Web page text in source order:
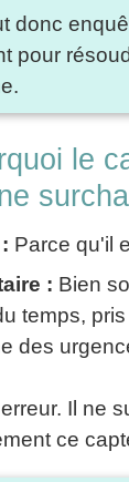
donc
pour
le
Parce qu'il
: Bien
temps,
des
Il ne
ce